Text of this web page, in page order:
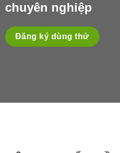
chuyên nghiệp
Đăng ký dùng thử